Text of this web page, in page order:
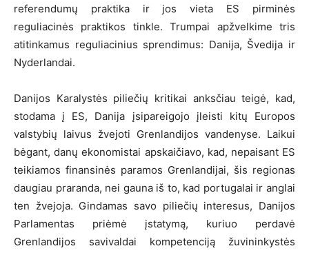
referendumų praktika ir jos vieta ES pirminės
reguliacinės praktikos tinkle. Trumpai apžvelkime tris
atitinkamus reguliacinius sprendimus: Danija, Švedija ir
Nyderlandai.
Danijos Karalystės piliečių kritikai anksčiau teigė, kad,
stodama į ES, Danija įsipareigojo įleisti kitų Europos
valstybių laivus žvejoti Grenlandijos vandenyse. Laikui
bėgant, danų ekonomistai apskaičiavo, kad, nepaisant ES
teikiamos finansinės paramos Grenlandijai, šis regionas
daugiau praranda, nei gauna iš to, kad portugalai ir anglai
ten žvejoja. Gindamas savo piliečių interesus, Danijos
Parlamentas priėmė įstatymą, kuriuo perdavė
Grenlandijos savivaldai kompetenciją žuvininkystės